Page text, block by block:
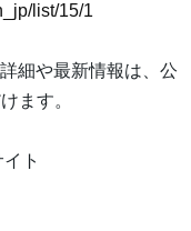
list/15/1
細や最新情報は、公
ます。
ト